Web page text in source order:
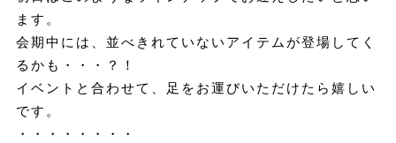
ます。
会期中には、並べきれていないアイテムが登場してく
るかも・・・？！
イベントと合わせて、足をお運びいただけたら嬉しい
です。
・・・・・・・・